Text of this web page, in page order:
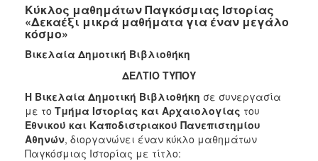
2022
2018
2017
2016
Κύκλος μαθημάτων Παγκόσμιας Ιστορίας
«Δεκαέξι μικρά μαθήματα για έναν μεγάλο
κόσμο»
Βικελαία Δημοτική Βιβλιοθήκη
ΔΕΛΤΙΟ ΤΥΠΟΥ
Η Βικελαία Δημοτική Βιβλιοθήκη σε συνεργασία
με το Τμήμα Ιστορίας και Αρχαιολογίας του
Εθνικού και Καποδιστριακού Πανεπιστημίου
Αθηνών, διοργανώνει έναν κύκλο μαθημάτων
Παγκόσμιας Ιστορίας με τίτλο: